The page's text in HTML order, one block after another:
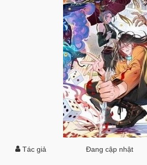
Tác giả Đang cập nhật